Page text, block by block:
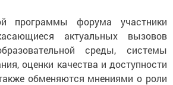
программы форума участники
актуальных вызовов
среды, системы
оценки качества и доступности
обменяются мнениями о роли